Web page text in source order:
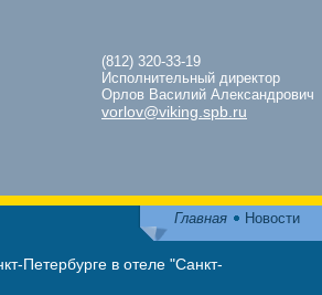
(812) 320-33-19
Исполнительный директор
Орлов Василий Александрович
vorlov@viking.spb.ru
Главная Новости
Петербурге в отеле "Санкт-